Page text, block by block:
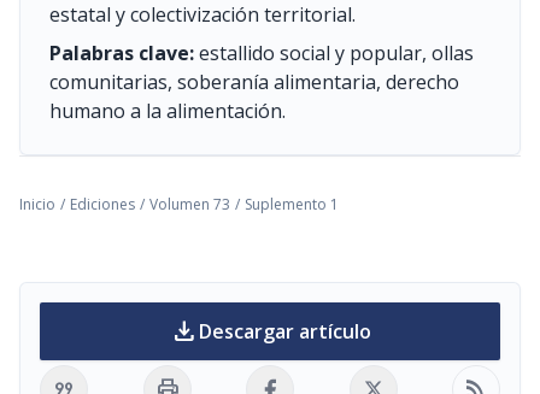
estatal y colectivización territorial.
Palabras clave:estallido social y popular, ollas
comunitarias, soberanía alimentaria, derecho
humano a la alimentación.
Inicio / Ediciones / Volumen 73 / Suplemento 1
download Descargar artículo